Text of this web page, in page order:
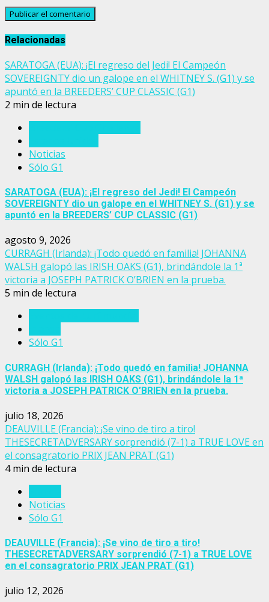
Relacionadas
SARATOGA (EUA): ¡El regreso del Jedi! El Campeón
SOVEREIGNTY dio un galope en el WHITNEY S. (G1) y se
apuntó en la BREEDERS’ CUP CLASSIC (G1)
2 min de lectura
Noticias
Sólo G1
SARATOGA (EUA): ¡El regreso del Jedi! El Campeón
SOVEREIGNTY dio un galope en el WHITNEY S. (G1) y se
apuntó en la BREEDERS’ CUP CLASSIC (G1)
agosto 9, 2026
CURRAGH (Irlanda): ¡Todo quedó en familia! JOHANNA
WALSH galopó las IRISH OAKS (G1), brindándole la 1ª
victoria a JOSEPH PATRICK O’BRIEN en la prueba.
5 min de lectura
Sólo G1
CURRAGH (Irlanda): ¡Todo quedó en familia! JOHANNA
WALSH galopó las IRISH OAKS (G1), brindándole la 1ª
victoria a JOSEPH PATRICK O’BRIEN en la prueba.
julio 18, 2026
DEAUVILLE (Francia): ¡Se vino de tiro a tiro!
THESECRETADVERSARY sorprendió (7-1) a TRUE LOVE en
el consagratorio PRIX JEAN PRAT (G1)
4 min de lectura
Noticias
Sólo G1
DEAUVILLE (Francia): ¡Se vino de tiro a tiro!
THESECRETADVERSARY sorprendió (7-1) a TRUE LOVE
en el consagratorio PRIX JEAN PRAT (G1)
julio 12, 2026